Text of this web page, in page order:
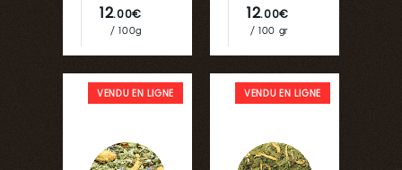
12.00€
/ 100g
12.00€
/ 100 gr
VENDU EN LIGNE VENDU EN LIGNE